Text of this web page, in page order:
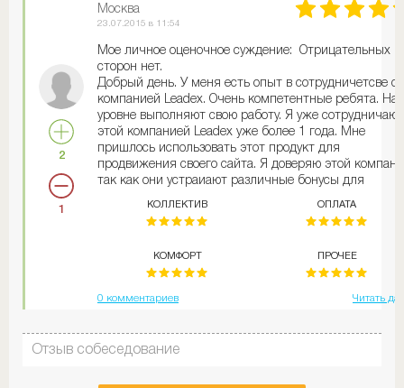
2
1
Москва
23.07.2015 в 11:54
Мое личное оценочное суждение: Отрицательных
сторон нет.
Добрый день. У меня есть опыт в сотрудничетсве с
компанией Leadex. Очень компетентные ребята. На
уровне выполняют свою работу. Я уже сотрудничаю
этой компанией Leadex уже более 1 года. Мне
пришлось использовать этот продукт для
продвижения своего сайта. Я доверяю этой
так как они устраиают различные бонусы для
положительный. В моей компании наблюдается
клиентов. Я доверяю только этой фирме с
Советую всем оформить договор с Leadex. Вы
уверены в своем бизнесе и получать хороший доход.
КОЛЛЕКТИВ
КОМФОРТ
ОПЛАТА
ПРОЧЕЕ
0 комментариев Читать
Отзыв собеседование